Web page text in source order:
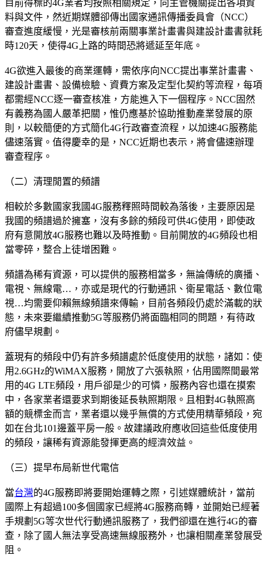
目前得標的4G業者均按照相關規定，向主管機關提出各項資
料與文件，然近期媒體卻傳出國家通訊傳播委員會（NCC）
審查進度緩慢，光是審核前兩關事業計畫書與建設計畫書就耗
時120天，使得4G上路的時間恐將遞延至年底。
4G欲進入最後的商業運轉，需依序向NCC提出事業計畫書、
建設計畫書、設備檢驗、資費方案及定型化契約等流程，每項
都需經NCC逐一審查核准，方能進入下一個程序。NCC固然
有義務為國人嚴革把關，惟仍應基於協助推動產業發展的原
則，以較簡便的方式簡化4G行政審查流程，以加速4G服務能
儘速落實。值得慶幸的是，NCC近期也表示，將會儘速辦理
審查程序。
（二）清理閒置的頻譜
相較於多數國家我國4G服務釋照時間較為落後，主要原因是
我國的頻譜過於擁塞，沒有多餘的頻段可供4G使用，即使政
府有意開放4G服務也難以及時推動。目前開放的4G頻段也相
當零碎，整合上徒增困難。
頻譜為稀有資源，可以提供的服務相當多，無論傳統的廣播、
電視、無線電…，亦或是現代的行動通訊、衛星電話、數位電
視…均需要仰賴無線頻譜來傳輸，目前各頻段仍處於滿載的狀
態，未來要繼續推動5G等服務仍將面臨相同的問題，有待政
府儘早規劃。
蓋現有的頻段中仍有許多頻譜處於低度使用的狀態，諸如：使
用2.6GHz的WiMAX服務，開放了六張執照，佔用國際間最常
用的4G LTE頻段，用戶卻是少的可憐，服務內容也還在摸索
中，各家業者還要求到期後延長執照期限。且相對4G執照高
額的競標金而言，業者還以幾乎無償的方式使用精華頻段，宛
如在台北101邊蓋平房一般。故建議政府應收回這些低度使用
的頻段，讓稀有資源能發揮更高的經濟效益。
（三）提早布局新世代電信
當台灣的4G服務即將要開始運轉之際，引述媒體統計，當前
國際上有超過100多個國家已經將4G服務商轉，並開始已經著
手規劃5G等次世代行動通訊服務了，我們卻還在進行4G的審
查，除了國人無法享受高速無線服務外，也讓相關產業發展受
阻。